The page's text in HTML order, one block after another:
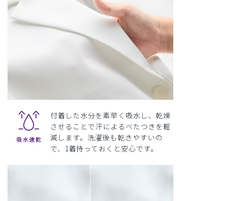
付着した水分を素早く吸水し、乾燥
させることで汗によるべたつきを軽
減します。洗濯後も乾きやすいの
で、1着持っておくと安心です。